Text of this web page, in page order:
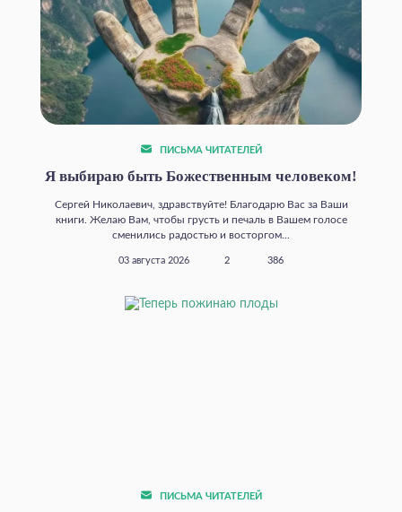
ПИСЬМА ЧИТАТЕЛЕЙ
Я выбираю быть Божественным человеком!
Сергей Николаевич, здравствуйте! Благодарю Вас за Ваши
книги. Желаю Вам, чтобы грусть и печаль в Вашем голосе
сменились радостью и восторгом...
03 августа 2026 2 386
ПИСЬМА ЧИТАТЕЛЕЙ